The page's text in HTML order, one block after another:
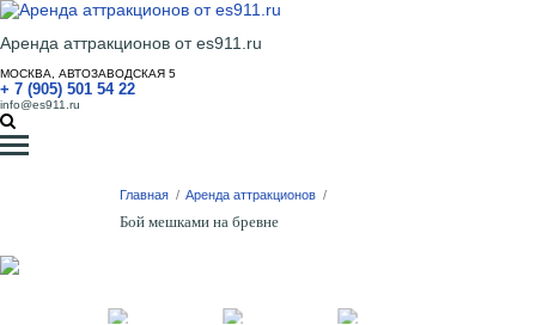
Аренда аттракционов от es911.ru
МОСКВА, АВТОЗАВОДСКАЯ 5
+ 7 (905) 501 54 22
info@es911.ru
Главная / Аренда аттракционов /
Бой мешками на бревне